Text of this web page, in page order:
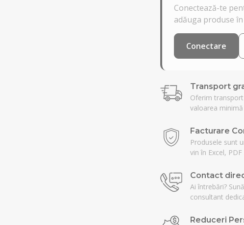
Conectează-te
adăuga produse în
Conectare
Transport
Oferim
valoarea
Facturare
Produsele sunt
vin în Excel,
Contact
Ai întrebări?
consultant
Reduceri